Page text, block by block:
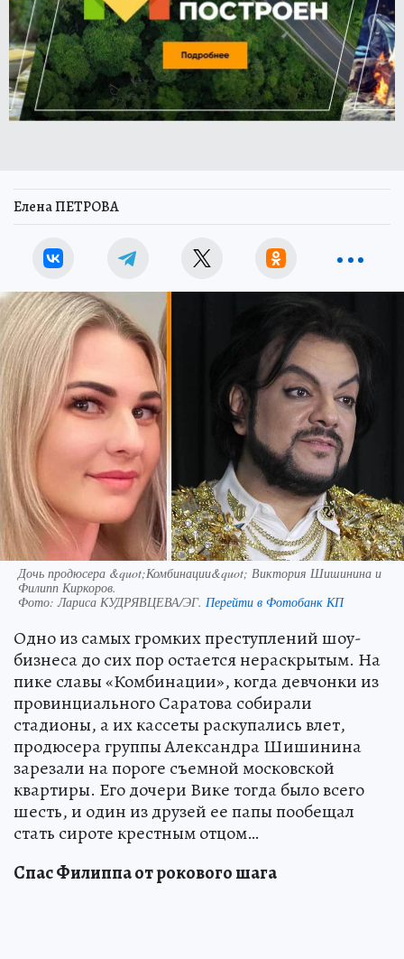
Елена ПЕТРОВА
Дочь продюсера &quot;Комбинации&quot; Виктория Шишинина и
Филипп Киркоров.
Фото:Лариса КУДРЯВЦЕВА/ЭГ. Перейти в Фотобанк КП
Одно из самых громких преступлений шоу-
бизнеса до сих пор остается нераскрытым. На
пике славы «Комбинации», когда девчонки из
провинциального Саратова собирали
стадионы, а их кассеты раскупались влет,
продюсера группы Александра Шишинина
зарезали на пороге съемной московской
квартиры. Его дочери Вике тогда было всего
шесть, и один из друзей ее папы пообещал
стать сироте крестным отцом…
Спас Филиппа от рокового шага